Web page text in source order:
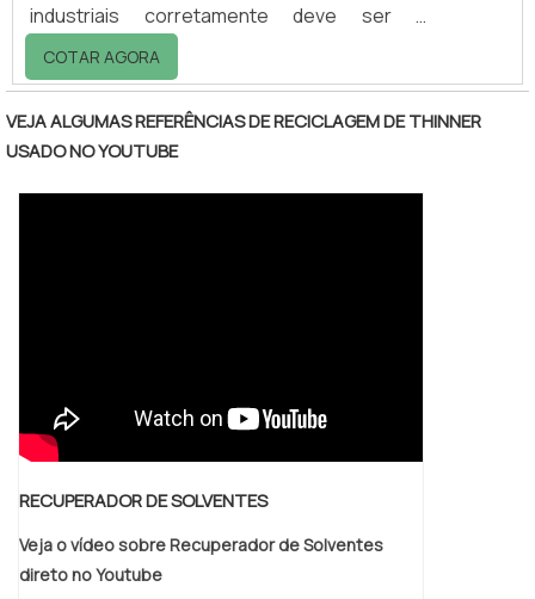
industriais corretamente deve ser a
preocupação de todas as empresas, quer
sejam indústrias metalúrgicas,
petroquímicas, siderúrgica, de galvanoplastia
ou cosméticas. Todo lixo químico gerado
deve ser tratado, porém se isso não for feito
por uma empresa especializada, pode trazer
COTAR AGORA
VEJA ALGUMAS REFERÊNCIAS DE RECICLAGEM DE THINNER
USADO NO YOUTUBE
RECUPERADOR DE SOLVENTES
Veja o vídeo sobre Recuperador de Solventes
direto no Youtube